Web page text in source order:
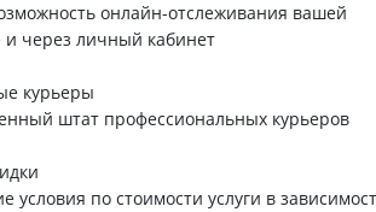
онлайн-отслеживания вашей
и через личный кабинет
курьеры
штат профессиональных курьеров
условия по стоимости услуги в